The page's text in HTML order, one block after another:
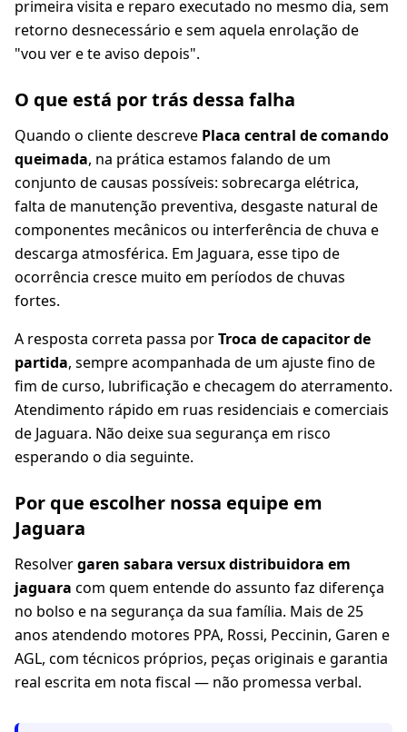
primeira visita e reparo executado no mesmo dia, sem
retorno desnecessário e sem aquela enrolação de
"vou ver e te aviso depois".
O que está por trás dessa falha
Quando o cliente descreve Placa central de comando
queimada, na prática estamos falando de um
conjunto de causas possíveis: sobrecarga elétrica,
falta de manutenção preventiva, desgaste natural de
componentes mecânicos ou interferência de chuva e
descarga atmosférica. Em Jaguara, esse tipo de
ocorrência cresce muito em períodos de chuvas
fortes.
A resposta correta passa porTroca de capacitor de
partida, sempre acompanhada de um ajuste fino de
fim de curso, lubrificação e checagem do aterramento.
Atendimento rápido em ruas residenciais e comerciais
de Jaguara. Não deixe sua segurança em risco
esperando o dia seguinte.
Por que escolher nossa equipe em
Jaguara
Resolvergaren sabara versux distribuidora em
jaguara com quem entende do assunto faz diferença
no bolso e na segurança da sua família. Mais de 25
anos atendendo motores PPA, Rossi, Peccinin, Garen e
AGL, com técnicos próprios, peças originais e garantia
real escrita em nota fiscal — não promessa verbal.